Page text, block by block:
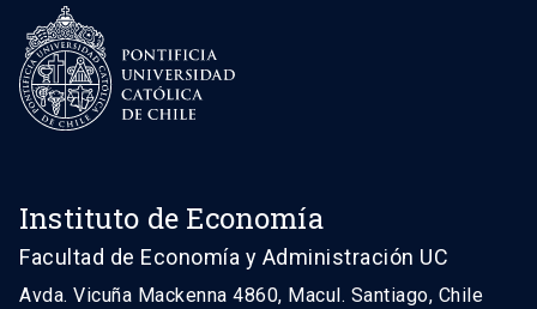
Instituto de Economía
Facultad de Economía y Administración UC
Avda. Vicuña Mackenna 4860, Macul. Santiago, Chile